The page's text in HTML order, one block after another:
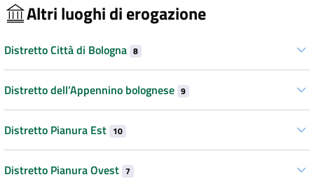
Altri luoghi di erogazione
Distretto Città di Bologna 8
Distretto dell’Appennino bolognese 9
Distretto Pianura Est 10
Distretto Pianura Ovest 7